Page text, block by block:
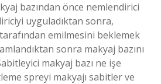
bazından önce nemlendirici
uyguladıktan sonra,
emilmesini beklemek
sonra makyaj bazını
makyaj bazı ne işe
spreyi makyajı sabitler ve